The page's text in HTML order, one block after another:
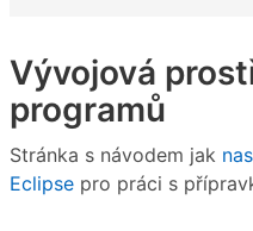
Vývojová
programů
Stránka s návodem jak
Eclipse pro práci s